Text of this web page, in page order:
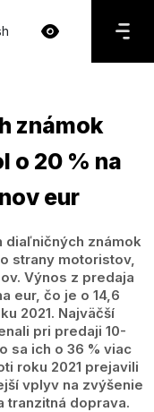
známok
o 20 % na
eur
diaľničných známok
strany motoristov,
Výnos z predaja
eur, čo je o 14,6
2021. Najväčší
pri predaji 10-
sa ich o 36 % viac
roku 2021 prejavili
vplyv na zvýšenie
tranzitná doprava.